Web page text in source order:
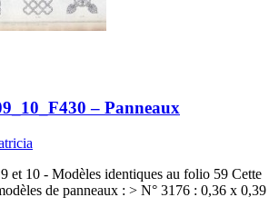
– Panneaux
et 10 - Modèles identiques au folio 59 Cette
de panneaux : > N° 3176 : 0,36 x 0,39